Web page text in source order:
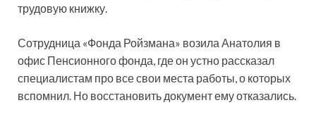
трудовую книжку.
Сотрудница «Фонда Ройзмана» возила Анатолия в
офис Пенсионного фонда, где он устно рассказал
специалистам про все свои места работы, о которых
вспомнил. Но восстановить документ ему отказались.